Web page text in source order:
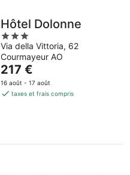
Hôtel Dolonne
3
out
of
5
Via della Vittoria, 62
Courmayeur AO
Le
prix
est
217 €
16 août - 17 août
taxes et frais compris